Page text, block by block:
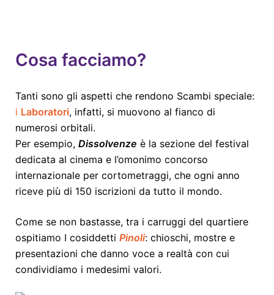
Cosa facciamo?
Tanti sono gli aspetti che rendono Scambi speciale:
i Laboratori, infatti, si muovono al fianco di
numerosi orbitali.
Per esempio, Dissolvenze è la sezione del festival
dedicata al cinema e l’omonimo concorso
internazionale per cortometraggi, che ogni anno
riceve più di 150 iscrizioni da tutto il mondo.
Come se non bastasse, tra i carruggi del quartiere
ospitiamo I cosiddetti Pinoli: chioschi, mostre e
presentazioni che danno voce a realtà con cui
condividiamo i medesimi valori.